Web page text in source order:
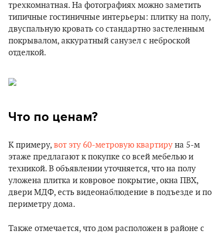
трехкомнатная. На фотографиях можно заметить
типичные гостиничные интерьеры: плитку на полу,
двуспальную кровать со стандартно застеленным
покрывалом, аккуратный санузел с неброской
отделкой.
Что по ценам?
К примеру, вот эту 60-метровую квартиру на 5-м
этаже предлагают к покупке со всей мебелью и
техникой. В объявлении уточняется, что на полу
уложена плитка и ковровое покрытие, окна ПВХ,
двери МДФ, есть видеонаблюдение в подъезде и по
периметру дома.
Также отмечается, что дом расположен в районе с